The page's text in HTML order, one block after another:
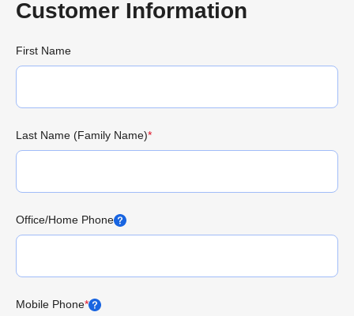
Customer Information
First Name
Last Name (Family Name)*
Office/Home Phone
Mobile Phone*